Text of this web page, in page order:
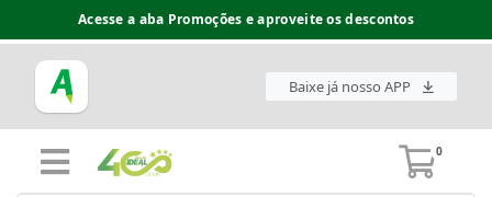
Acesse a aba Promoções e aproveite os descontos
Baixe já nosso APP
0